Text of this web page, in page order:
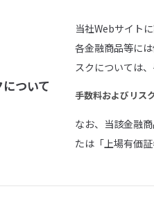
ついて
当社Webサイト
各金融商品等に
スクについては
手数料およびリス
なお、当該金融
たは「上場有価